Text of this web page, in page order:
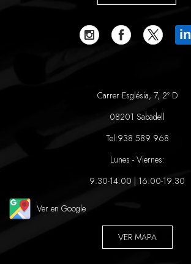
in
Carrer Església, 7, 2º D
08201 Sabadell
Tel:938 589 968
Lunes - Viernes:
9:30-14:00 | 16:00-19:30
Ver en Google
VER MAPA